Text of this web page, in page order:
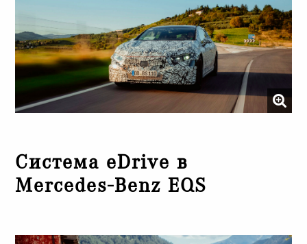
Система eDrive в
Mercedes-Benz EQS